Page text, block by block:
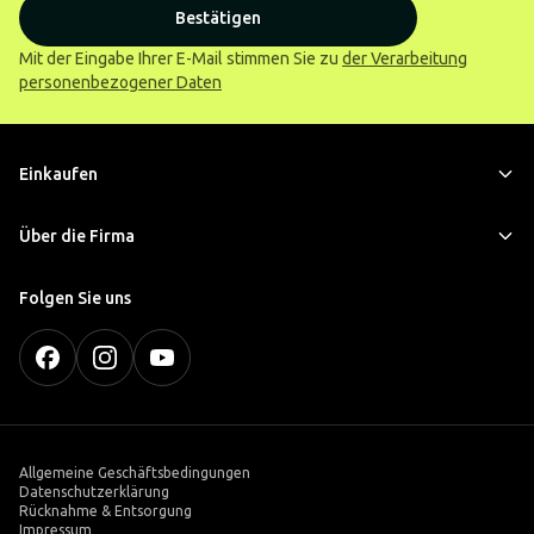
Bestätigen
Mit der Eingabe Ihrer E-Mail stimmen Sie zu der Verarbeitung
personenbezogener Daten
Einkaufen
Über die Firma
Folgen Sie uns
Allgemeine Geschäftsbedingungen
Datenschutzerklärung
Rücknahme & Entsorgung
Impressum